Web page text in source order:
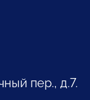
пер., д.7.